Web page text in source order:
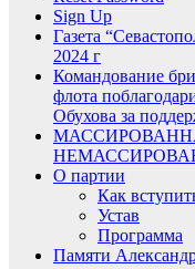
Sign Up
Газета
2024 г
Командование
флота
Обухова за
О партии
Как
Устав
Программа
Памяти